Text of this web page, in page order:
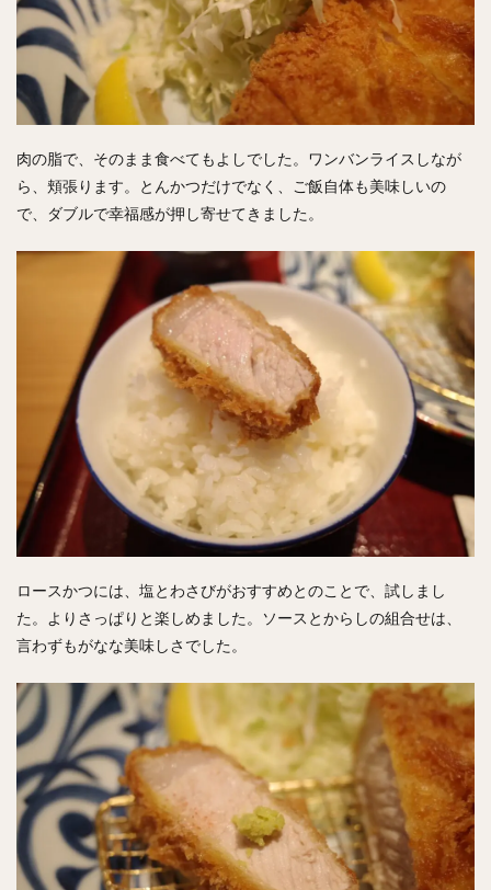
肉の脂で、そのまま食べてもよしでした。ワンバンライスしなが
ら、頬張ります。とんかつだけでなく、ご飯自体も美味しいの
で、ダブルで幸福感が押し寄せてきました。
ロースかつには、塩とわさびがおすすめとのことで、試しまし
た。よりさっぱりと楽しめました。ソースとからしの組合せは、
言わずもがなな美味しさでした。